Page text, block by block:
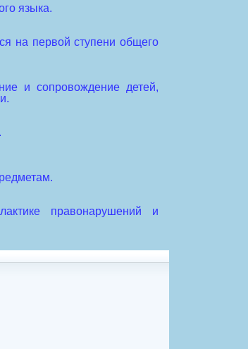
языка.
на первой ступени общего
и сопровождение детей,
правонарушений и